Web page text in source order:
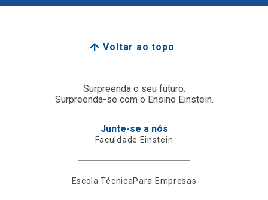
Voltar ao topo
Surpreenda o seu futuro.
Surpreenda-se com o Ensino Einstein.
Junte-se a nós
Faculdade Einstein
Escola TécnicaPara Empresas